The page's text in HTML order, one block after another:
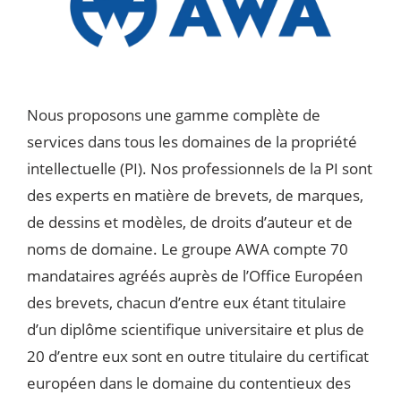
Nous proposons une gamme complète de
services dans tous les domaines de la propriété
intellectuelle (PI). Nos professionnels de la PI sont
des experts en matière de brevets, de marques,
de dessins et modèles, de droits d’auteur et de
noms de domaine. Le groupe AWA compte 70
mandataires agréés auprès de l’Office Européen
des brevets, chacun d’entre eux étant titulaire
d’un diplôme scientifique universitaire et plus de
20 d’entre eux sont en outre titulaire du certificat
européen dans le domaine du contentieux des